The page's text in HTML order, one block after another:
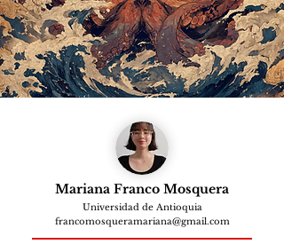
Mariana Franco Mosquera
Universidad de Antioquia
francomosqueramariana@gmail.com